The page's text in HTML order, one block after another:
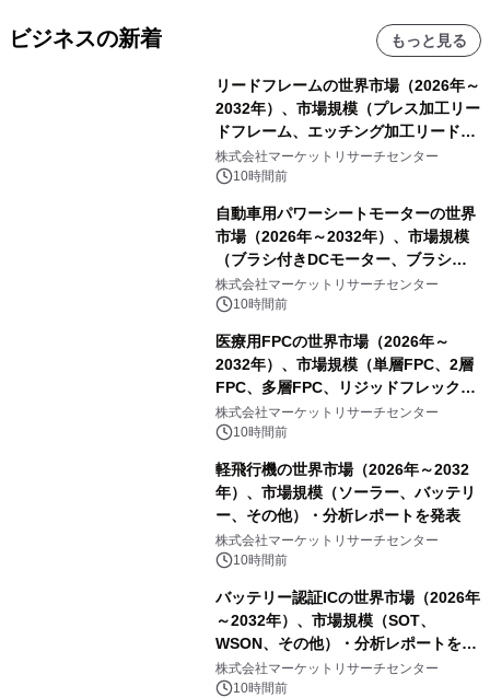
ビジネスの新着 もっと見る
リードフレームの世界市場（2026年～
2032年）、市場規模（プレス加工リー
ドフレーム、エッチング加工リードフ
レーム）・分析レポートを発表
株式会社マーケットリサーチセンター
10時間前
自動車用パワーシートモーターの世界
市場（2026年～2032年）、市場規模
（ブラシ付きDCモーター、ブラシレ
スDCモーター）・分析レポートを発
表
株式会社マーケットリサーチセンター
10時間前
医療用FPCの世界市場（2026年～
2032年）、市場規模（単層FPC、2層
FPC、多層FPC、リジッドフレックス
PCB）・分析レポートを発表
株式会社マーケットリサーチセンター
10時間前
軽飛行機の世界市場（2026年～2032
年）、市場規模（ソーラー、バッテリ
ー、その他）・分析レポートを発表
株式会社マーケットリサーチセンター
10時間前
バッテリー認証ICの世界市場（2026年
～2032年）、市場規模（SOT、
WSON、その他）・分析レポートを発
表
株式会社マーケットリサーチセンター
10時間前